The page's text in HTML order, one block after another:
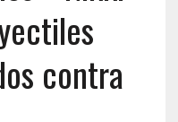
contra